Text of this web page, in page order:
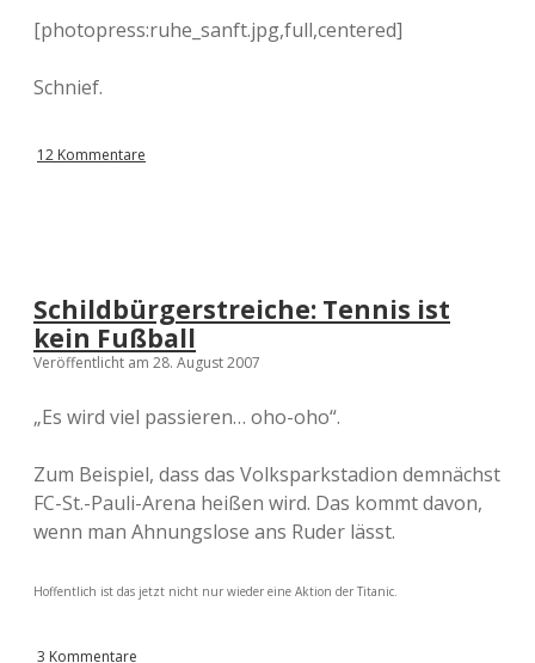
[photopress:ruhe_sanft.jpg,full,centered]
Schnief.
12 Kommentare
Schildbürgerstreiche: Tennis ist
kein Fußball
Veröffentlicht am 28. August 2007
„Es wird viel passieren… oho-oho“.
Zum Beispiel, dass das Volksparkstadion demnächst
FC-St.-Pauli-Arena heißen wird. Das kommt davon,
wenn man Ahnungslose ans Ruder lässt.
Hoffentlich ist das jetzt nicht nur wieder eine Aktion der Titanic.
3 Kommentare